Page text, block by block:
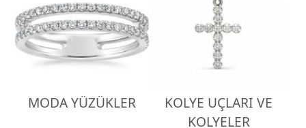
MODA YÜZÜKLER
KOLYE UÇLARI VE
KOLYELER